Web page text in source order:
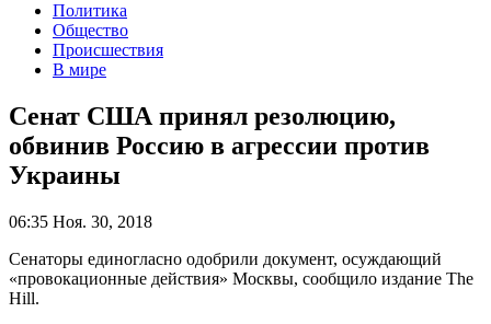
Политика
Общество
Происшествия
В мире
Сенат США принял резолюцию,
обвинив Россию в агрессии против
Украины
06:35 Ноя. 30, 2018
Сенаторы единогласно одобрили документ, осуждающий
«провокационные действия» Москвы, сообщило издание The
Hill.